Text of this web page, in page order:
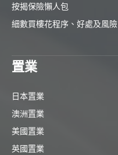
按揭保險懶人包
細數買樓花程序、好處及風險
置業
日本置業
澳洲置業
美國置業
英國置業